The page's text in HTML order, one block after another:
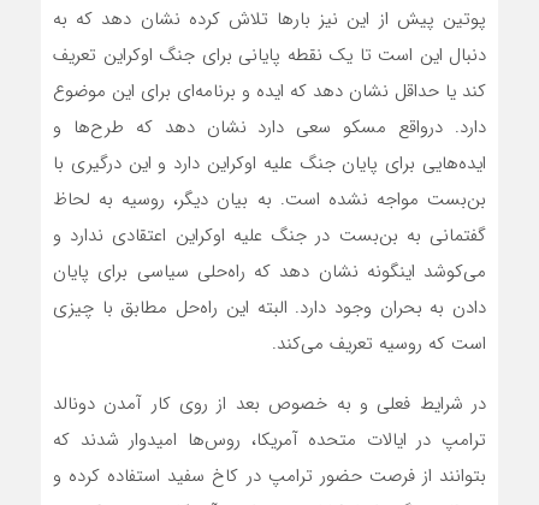
پوتین پیش از این نیز بارها تلاش کرده نشان دهد که به
دنبال این است تا یک نقطه پایانی برای جنگ اوکراین تعریف
کند یا حداقل نشان دهد که ایده و برنامه‌ای برای این موضوع
دارد. درواقع مسکو سعی دارد نشان دهد که طرح‌ها و
ایده‌هایی برای پایان جنگ علیه اوکراین دارد و این درگیری با
بن‌بست مواجه نشده است. به بیان دیگر، روسیه به لحاظ
گفتمانی به بن‌بست در جنگ علیه اوکراین اعتقادی ندارد و
می‌کوشد اینگونه نشان دهد که راه‌حلی سیاسی برای پایان
دادن به بحران وجود دارد. البته این راه‌حل مطابق با چیزی
است که روسیه تعریف می‌کند.
در شرایط فعلی و به خصوص بعد از روی کار آمدن دونالد
ترامپ در ایالات متحده آمریکا، روس‌ها امیدوار شدند که
بتوانند از فرصت حضور ترامپ در کاخ سفید استفاده کرده و